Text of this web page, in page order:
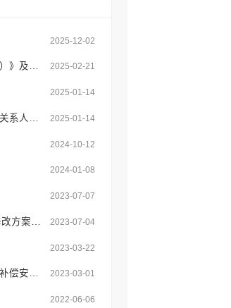
2025-12-02
云南弥勒产业园区管理委员会关于《弥勒产业园区星田、东风、巡检司片区国土空间详细​规划（草案）》及规划地段内利害关系人意见征求的公示 2025-02-21
2025-01-14
2025-01-14
2024-10-12
2024-01-08
2023-07-07
2023-07-04
2023-03-22
关于征求《弥勒市江边乡易地扶贫搬迁集镇安置点春江新区一组防洪沟建设项目国有土地上房屋征收补偿安置方案（征求意见稿）》意见的通告 2023-03-01
2022-06-06